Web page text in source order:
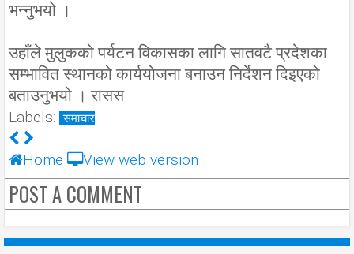
भन्नुभयो ।
उहाँले मुलुकको पर्यटन विकासका लागि सातवटै प्रदेशका
सम्भावित स्थानको कार्ययोजना बनाउन निर्देशन दिइएको
बताउनुभयो । रासस
Labels: समाचार
Home View web version
POST A COMMENT